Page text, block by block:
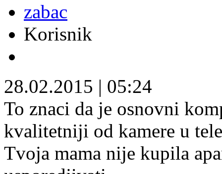
zabac
Korisnik
28.02.2015 | 05:24
To znaci da je osnovni
kvalitetniji od kamere u
Tvoja mama nije kupila